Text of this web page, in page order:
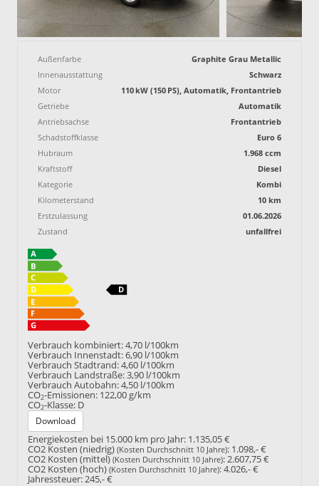
Außenfarbe
Graphite Grau Metallic
Innenausstattung
Schwarz
Motor
110 kW (150 PS), Automatik, Frontantrieb
Getriebe
Automatik
Antriebsachse
Frontantrieb
Schadstoffklasse
Euro 6
Hubraum
1.968 ccm
Kraftstoff
Diesel
Kategorie
Kombi
Kilometerstand
10 km
Erstzulassung
01.06.2026
Zustand
unfallfrei
Verbrauch kombiniert:4,70 l/100km
Verbrauch Innenstadt:6,90 l/100km
Verbrauch Stadtrand:4,60 l/100km
Verbrauch Landstraße:3,90 l/100km
Verbrauch Autobahn:4,50 l/100km
CO2-Emissionen: 122,00 g/km
CO2-Klasse: D
Download
Energiekosten bei 15.000 km pro Jahr: 1.135,05 €
CO2 Kosten (niedrig) (Kosten Durchschnitt 10 Jahre): 1.098,- €
CO2 Kosten (mittel) (Kosten Durchschnitt 10 Jahre):2.607,75 €
CO2 Kosten (hoch) (Kosten Durchschnitt 10 Jahre):4.026,- €
Jahressteuer:245,- €